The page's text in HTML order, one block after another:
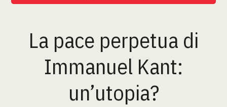
La pace perpetua di
Immanuel Kant:
un’utopia?